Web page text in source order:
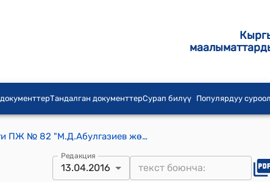
Тандалган документтерСурап билүү Популярдуу
КР Президентинин 2016-жылдын 13-апрелиндеги ПЖ № 82 "М.Д.Абулгазиев жөнүндө" Жарлыгы
Редакция
13.04.2016